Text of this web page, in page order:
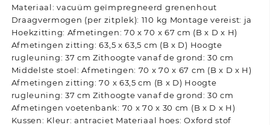
€492,64
Materiaal: vacuüm geïmpregneerd grenenhout
Draagvermogen (per zitplek): 110 kg Montage vereist: ja
Hoekzitting: Afmetingen: 70 x 70 x 67 cm (B x D x H)
Afmetingen zitting: 63,5 x 63,5 cm (B x D) Hoogte
rugleuning: 37 cm Zithoogte vanaf de grond: 30 cm
Middelste stoel: Afmetingen: 70 x 70 x 67 cm (B x D x H)
Afmetingen zitting: 70 x 63,5 cm (B x D) Hoogte
rugleuning: 37 cm Zithoogte vanaf de grond: 30 cm
Afmetingen voetenbank: 70 x 70 x 30 cm (B x D x H)
Kussen: Kleur: antraciet Materiaal hoes: Oxford stof